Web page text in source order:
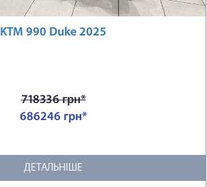
KTM 990 Duke 2025
718336 грн*
686246 грн*
ДЕТАЛЬНІШЕ